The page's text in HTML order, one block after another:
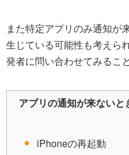
また特定アプリのみ通知が
生じている可能性も考えら
発者に問い合わせてみるこ
アプリの通知が来ないと
iPhoneの再起動